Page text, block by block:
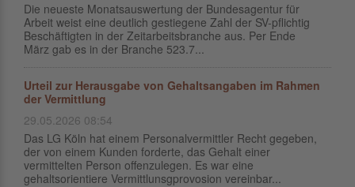
Die neueste Monatsauswertung der Bundesagentur für
Arbeit weist eine deutlich gestiegene Zahl der SV-pflichtig
Beschäftigten in der Zeitarbeitsbranche aus. Per Ende
März gab es in der Branche 523.7...
Urteil zur Herausgabe von Gehaltsangaben im Rahmen
der Vermittlung
29.05.2026 08:54
Das LG Köln hat einem Personalvermittler Recht gegeben,
der von einem Kunden forderte, das Gehalt einer
vermittelten Person offenzulegen. Es war eine
gehaltsorientiere Vermittlunsgprovosion vereinbar...